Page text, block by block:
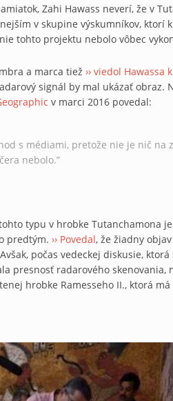
Zahi Hawass neverí, že v
v skupine výskumníkov, ktorí
tohto projektu nebolo vôbec
a marca tiež ›› viedol Hawassa
signál by mal ukázať obraz.
v marci 2016 povedal:
s médiami, pretože nie je nič na
nebolo.”
typu v hrobke Tutanchamona
predtým. ›› Povedal, že žiadny
počas vedeckej diskusie,
presnosť radarového skenovania,
hrobke Ramesseho II., ktorá